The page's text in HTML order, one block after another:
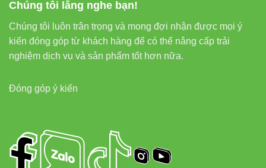
Chúng tôi lắng nghe bạn!
Chúng tôi luôn trân trọng và mong đợi nhận được mọi ý
kiến đóng góp từ khách hàng để có thể nâng cấp trải
nghiệm dịch vụ và sản phẩm tốt hơn nữa.
Đóng góp ý kiến